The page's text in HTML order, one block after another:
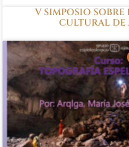
V SIMPOSIO
CULTURAL DE